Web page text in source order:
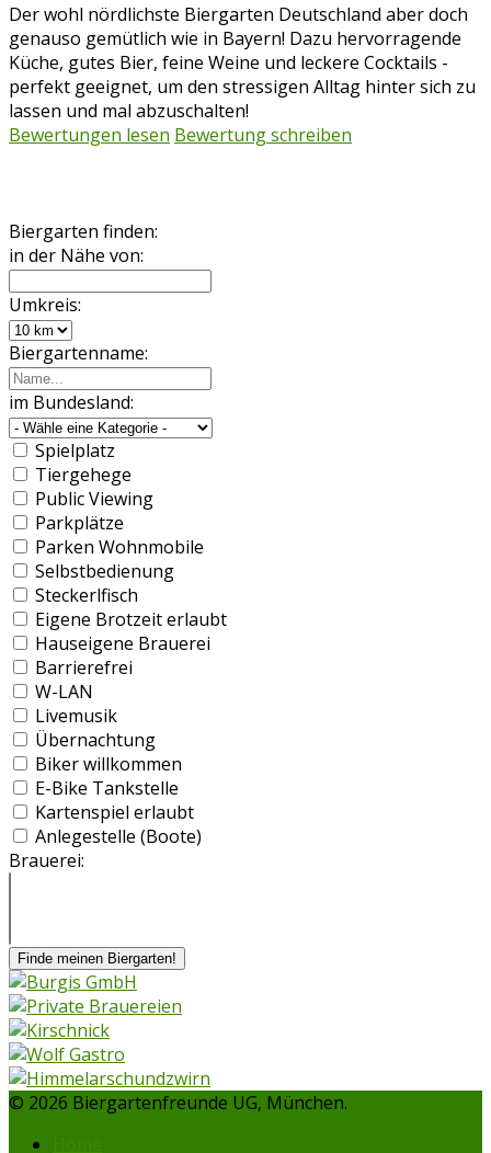
Der wohl nördlichste Biergarten Deutschland aber doch
genauso gemütlich wie in Bayern! Dazu hervorragende
Küche, gutes Bier, feine Weine und leckere Cocktails -
perfekt geeignet, um den stressigen Alltag hinter sich zu
lassen und mal abzuschalten!
Bewertungen lesen Bewertung schreiben
Biergarten finden:
in der Nähe von:
Umkreis:
Biergartenname:
im Bundesland:
Spielplatz
Tiergehege
Public Viewing
Parkplätze
Parken Wohnmobile
Selbstbedienung
Steckerlfisch
Eigene Brotzeit erlaubt
Hauseigene Brauerei
Barrierefrei
W-LAN
Livemusik
Übernachtung
Biker willkommen
E-Bike Tankstelle
Kartenspiel erlaubt
Anlegestelle (Boote)
Brauerei:
Finde meinen Biergarten!
© 2026 Biergartenfreunde UG, München.